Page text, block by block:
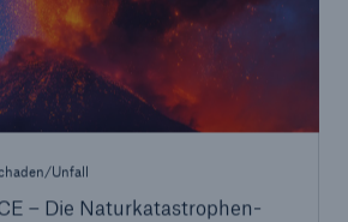
Unfall
– Die Naturkatastrophen-